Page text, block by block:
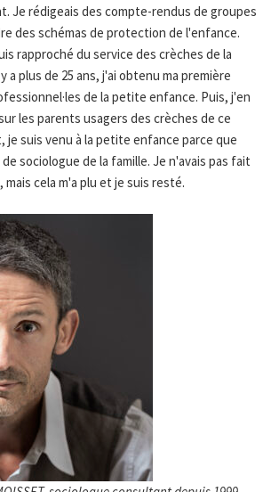
Je rédigeais des compte-rendus de groupes
des schémas de protection de l'enfance.
rapproché du service des crèches de la
a plus de 25 ans, j'ai obtenu ma première
de la petite enfance. Puis, j'en
les parents usagers des crèches de ce
je suis venu à la petite enfance parce que
sociologue de la famille. Je n'avais pas fait
cela m'a plu et je suis resté.